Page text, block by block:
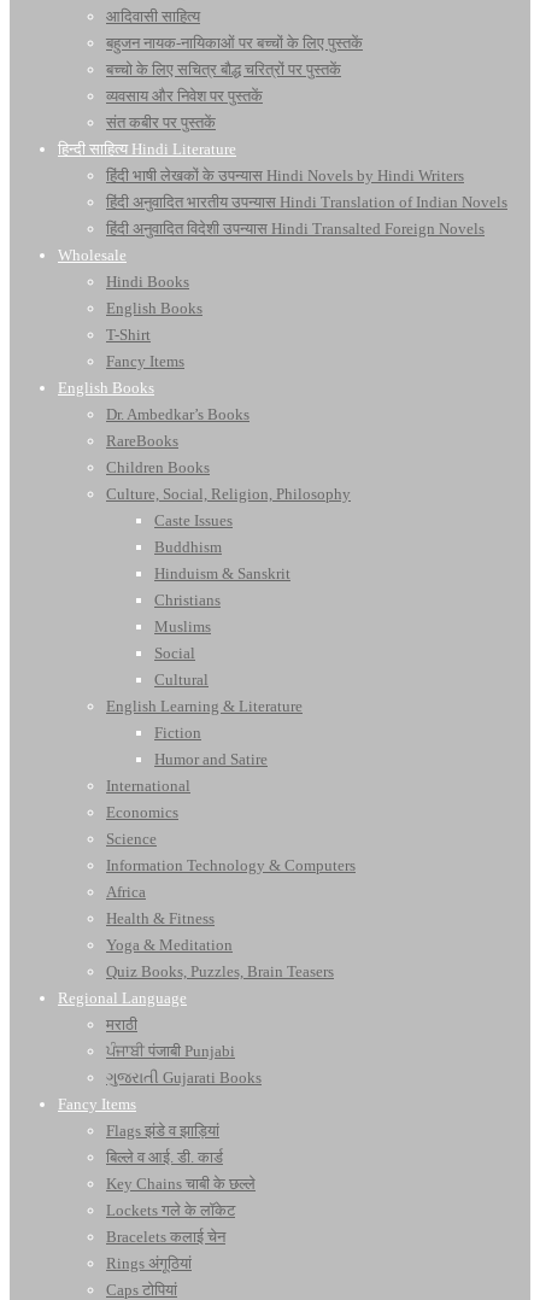
आदिवासी साहित्य
बहुजन नायक-नायिकाओं पर बच्चों के लिए पुस्तकें
बच्चो के लिए सचित्र बौद्ध चरित्रों पर पुस्तकें
व्यवसाय और निवेश पर पुस्तकें
संत कबीर पर पुस्तकें
हिन्दी साहित्य Hindi Literature
हिंदी भाषी लेखकों के उपन्यास Hindi Novels by Hindi Writers
हिंदी अनुवादित भारतीय उपन्यास Hindi Translation of Indian Novels
हिंदी अनुवादित विदेशी उपन्यास Hindi Transalted Foreign Novels
Wholesale
Hindi Books
English Books
T-Shirt
Fancy Items
English Books
Dr. Ambedkar’s Books
RareBooks
Children Books
Culture, Social, Religion, Philosophy
Caste Issues
Buddhism
Hinduism & Sanskrit
Christians
Muslims
Social
Cultural
English Learning & Literature
Fiction
Humor and Satire
International
Economics
Science
Information Technology & Computers
Africa
Health & Fitness
Yoga & Meditation
Quiz Books, Puzzles, Brain Teasers
Regional Language
मराठी
ਪੰਜਾਬੀ पंजाबी Punjabi
ગુજરાતી Gujarati Books
Fancy Items
Flags झंडे व झाड़ियां
बिल्ले व आई. डी. कार्ड
Key Chains चाबी के छल्ले
Lockets गले के लॉकेट
Bracelets कलाई चेन
Rings अंगूठियां
Caps टोपियां